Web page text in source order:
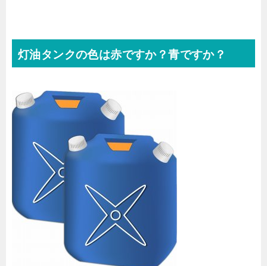
灯油タンクの色は赤ですか？青ですか？